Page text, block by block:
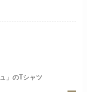
」のTシャツ